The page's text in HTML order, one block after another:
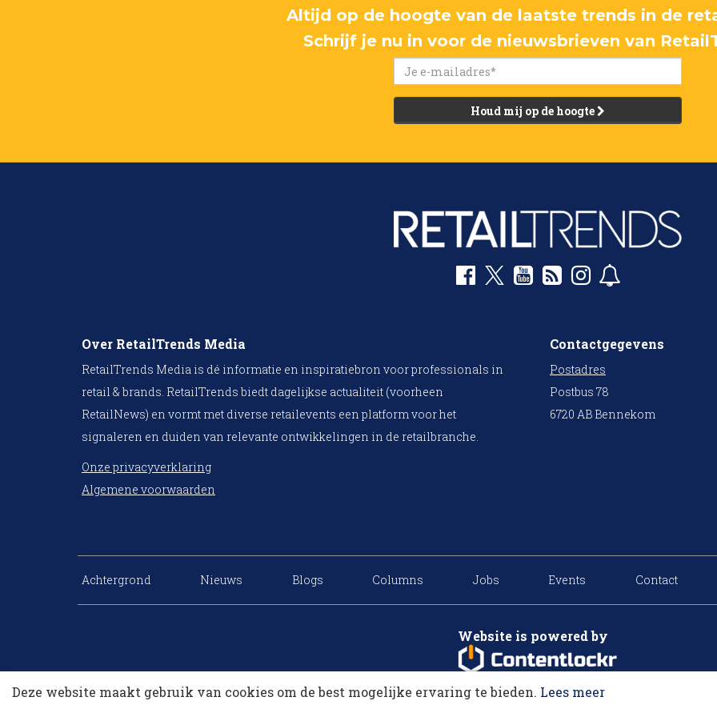
Altijd op de hoogte van de laatste trends in de
Schrijf je nu in voor de nieuwsbrieven van
Houd mij op de hoogte
Over RetailTrends Media
RetailTrends Media is dé informatie en inspiratiebron voor professionals in
retail & brands. RetailTrends biedt dagelijkse actualiteit (voorheen
RetailNews) en vormt met diverse retailevents een platform voor het
signaleren en duiden van relevante ontwikkelingen in de retailbranche.
Onze privacyverklaring
Algemene voorwaarden
Contactgegevens
Postadres
Postbus 78
6720 AB Bennekom
Achtergrond Nieuws Blogs Columns Jobs Events Contact
Website is powered by
Deze website maakt gebruik van cookies om de best mogelijke ervaring te bieden. Lees meer